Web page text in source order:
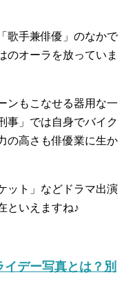
歌手兼俳優」のなかで
のオーラを放っていま
ンもこなせる器用な一
事」では自身でバイク
の高さも俳優業に生か
ット」などドラマ出演
といえますね♪
デー写真とは？別